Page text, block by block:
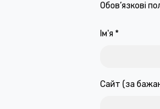
Обов’язкові
Ім'я *
Сайт (за